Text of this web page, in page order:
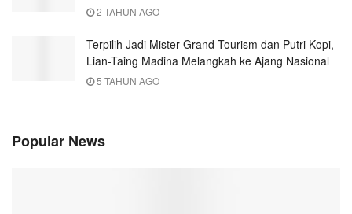
2 TAHUN AGO
Terpilih Jadi Mister Grand Tourism dan Putri Kopi,
Lian-Taing Madina Melangkah ke Ajang Nasional
5 TAHUN AGO
Popular News